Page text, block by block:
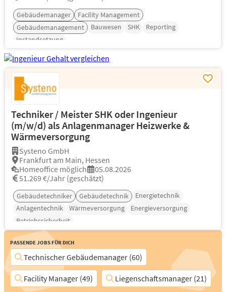
Gebäudemanager
Facility Management
Gebäudemanagement
Bauwesen SHK
Reporting
Instandsetzung
Techniker / Meister SHK oder Ingenieur
(m/w/d) als Anlagenmanager Heizwerke &
Wärmeversorgung
Systeno GmbH
Frankfurt am Main, Hessen
Homeoffice möglich
05.08.2026
51.269 €/Jahr (geschätzt)
Gebäudetechniker Gebäudetechnik
Energietechnik
Anlagentechnik
Wärmeversorgung
Energieversorgung
Betriebssicherheit
Passende Jobs für Dich
Technischer Gebäudemanager (60)
Facility Manager (49) Liegenschaftsmanager (21)